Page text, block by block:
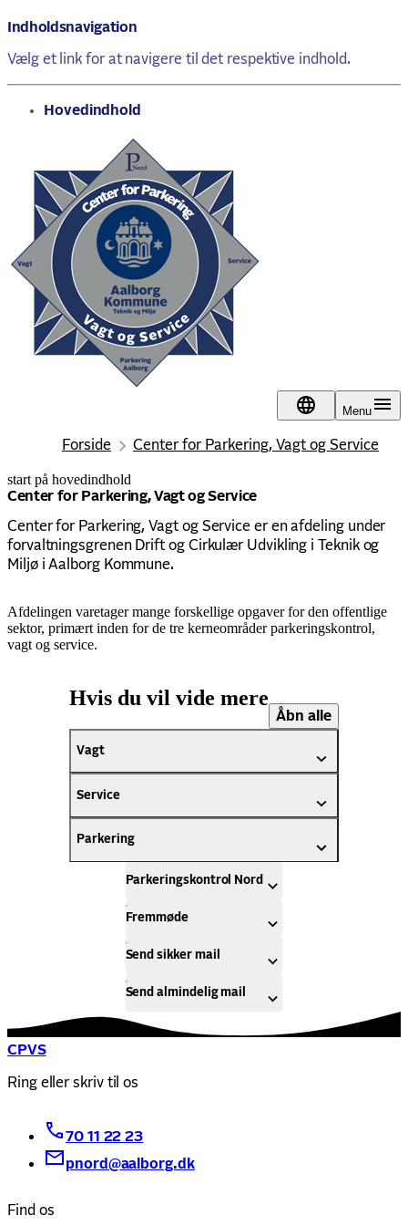
Indholdsnavigation
Vælg et link for at navigere til det respektive indhold.
gå til
Hovedindhold
DA Menu
Forside Center for Parkering, Vagt og Service
start på hovedindhold
Center for Parkering, Vagt og Service
Center for Parkering, Vagt og Service er en afdeling under
forvaltningsgrenen Drift og Cirkulær Udvikling i Teknik og
Miljø i Aalborg Kommune.
senest opdateret 22. januar 2026
Afdelingen​ varetager mange forskellige opgaver for den ​offentlige
sektor, primært inden for de tre kerneområder parkeringskontrol,
vagt og service. ​
Hvis du vil vide mere
Åbn alle
Vagt
Service
Parkering
Parkeringskontrol Nord
Fremmøde
Send sikker mail
Send almindelig mail
CPVS
Ring eller skriv til os
70 11 22 23
pnord@aalborg.dk
Find os